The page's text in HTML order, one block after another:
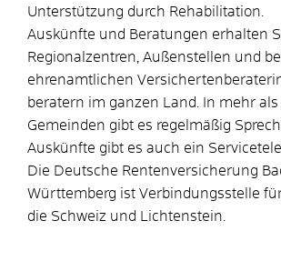
Unterstützung durch Rehabilitation.
Auskünfte und Beratungen erhalten
Regionalzentren, Außenstellen und
ehrenamtlichen
beratern im ganzen Land. In mehr
Gemeinden gibt es regelmäßig
Auskünfte gibt es auch ein
Die Deutsche Rentenversicherung
Württemberg ist Verbindungsstelle
die Schweiz und Lichtenstein.